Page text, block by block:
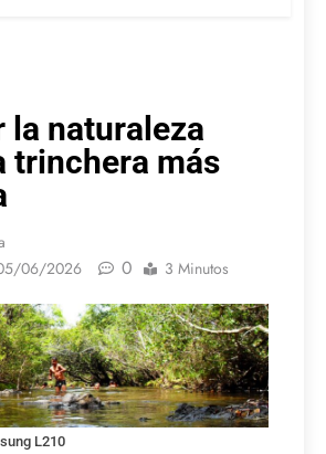
la naturaleza
trinchera más
06/2026 0 3 Minutos
L210